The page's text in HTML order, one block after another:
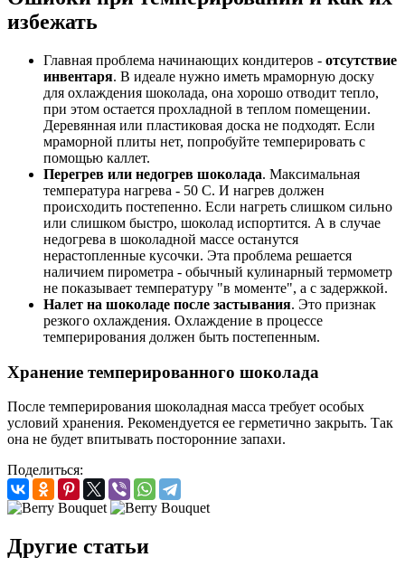
избежать
Главная проблема начинающих кондитеров - отсутствие
инвентаря. В идеале нужно иметь мраморную доску
для охлаждения шоколада, она хорошо отводит тепло,
при этом остается прохладной в теплом помещении.
Деревянная или пластиковая доска не подходят. Если
мраморной плиты нет, попробуйте темперировать с
помощью каллет.
Перегрев или недогрев шоколада. Максимальная
температура нагрева - 50 С. И нагрев должен
происходить постепенно. Если нагреть слишком сильно
или слишком быстро, шоколад испортится. А в случае
недогрева в шоколадной массе останутся
нерастопленные кусочки. Эта проблема решается
наличием пирометра - обычный кулинарный термометр
не показывает температуру "в моменте", а с задержкой.
Налет на шоколаде после застывания. Это признак
резкого охлаждения. Охлаждение в процессе
темперирования должен быть постепенным.
Хранение темперированного шоколада
После темперирования шоколадная масса требует особых
условий хранения. Рекомендуется ее герметично закрыть. Так
она не будет впитывать посторонние запахи.
Поделиться:
Другие статьи